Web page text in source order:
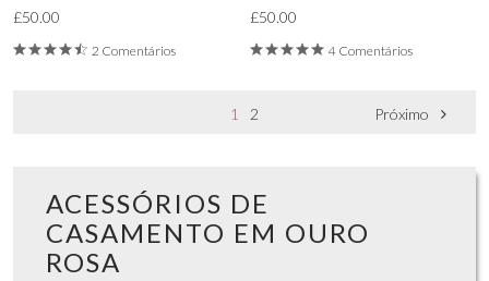
£50.00
2 Comentários
£50.00
4 Comentários
1 2 Próximo
ACESSÓRIOS DE
CASAMENTO EM OURO
ROSA